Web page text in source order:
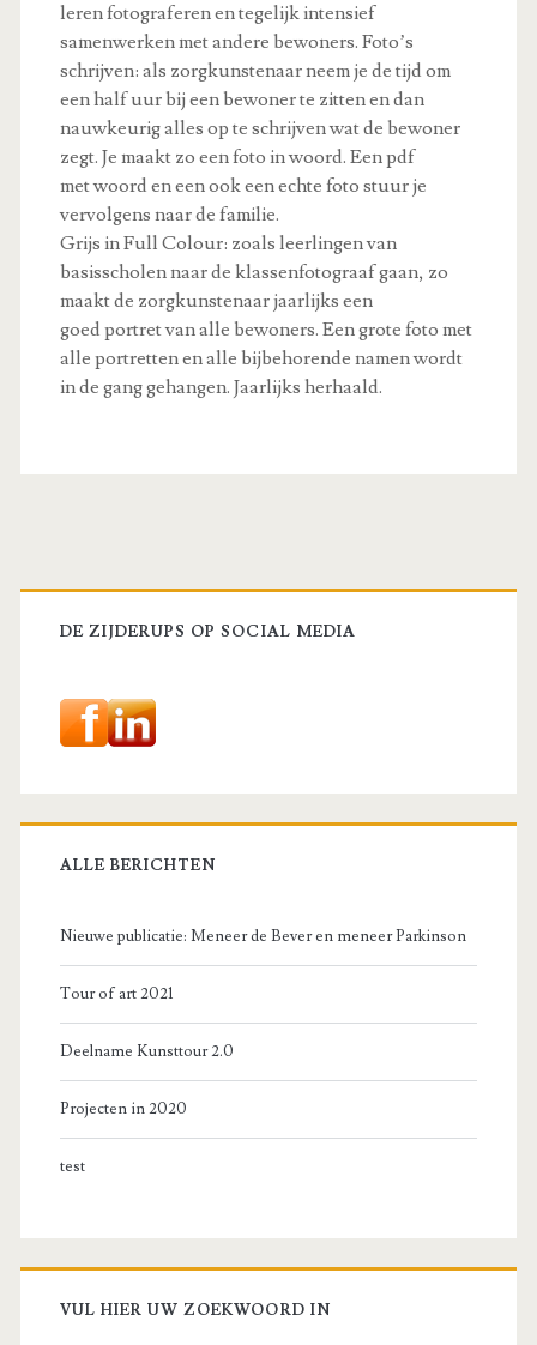
leren fotograferen en tegelijk intensief
samenwerken met andere bewoners. Foto’s
schrijven: als zorgkunstenaar neem je de tijd om
een half uur bij een bewoner te zitten en dan
nauwkeurig alles op te schrijven wat de bewoner
zegt. Je maakt zo een foto in woord. Een pdf
met woord en een ook een echte foto stuur je
vervolgens naar de familie.
Grijs in Full Colour: zoals leerlingen van
basisscholen naar de klassenfotograaf gaan, zo
maakt de zorgkunstenaar jaarlijks een
goed portret van alle bewoners. Een grote foto met
alle portretten en alle bijbehorende namen wordt
in de gang gehangen. Jaarlijks herhaald.
Primaire
sidebar
DE ZIJDERUPS OP SOCIAL MEDIA
ALLE BERICHTEN
Nieuwe publicatie: Meneer de Bever en meneer Parkinson
Tour of art 2021
Deelname Kunsttour 2.0
Projecten in 2020
test
VUL HIER UW ZOEKWOORD IN